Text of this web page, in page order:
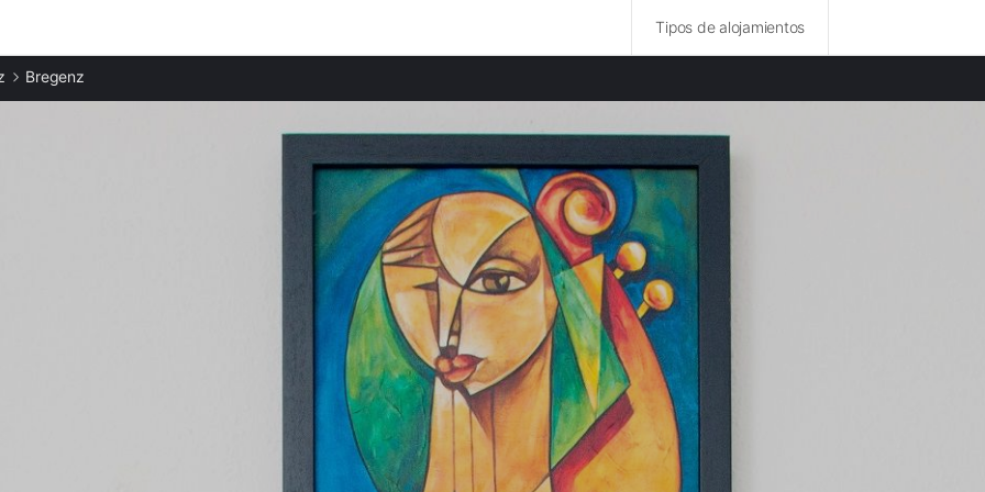
Tipos de alojamientos
Apartamentos en Lindau
Apartamentos en Kressbronn
Bregenz